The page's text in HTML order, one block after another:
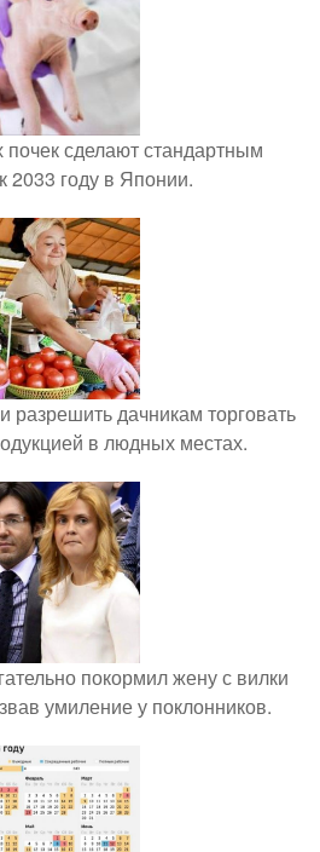
сделают стандартным
2033 году в Японии.
разрешить дачникам торговать
в людных местах.
покормил жену с вилки
умиление у поклонников.